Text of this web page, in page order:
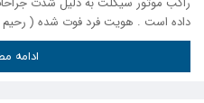
داده است . هویت فرد فوت شده ( رحیم بایزیدی ۶۵
ادامه